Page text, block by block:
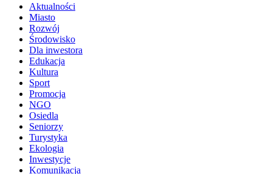
Aktualności
Miasto
Rozwój
Środowisko
Dla inwestora
Edukacja
Kultura
Sport
Promocja
NGO
Osiedla
Seniorzy
Turystyka
Ekologia
Inwestycje
Komunikacja